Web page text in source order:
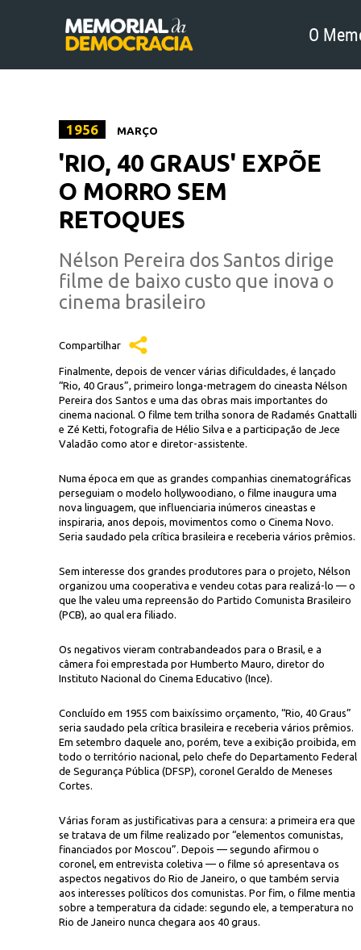
O
1956 MARÇO
'RIO, 40 GRAUS' EXPÕE
O MORRO SEM
RETOQUES
Nélson Pereira dos Santos dirige
filme de baixo custo que inova o
cinema brasileiro
Compartilhar
Finalmente, depois de vencer várias dificuldades, é lançado
“Rio, 40 Graus”, primeiro longa-metragem do cineasta Nélson
Pereira dos Santos e uma das obras mais importantes do
cinema nacional. O filme tem trilha sonora de Radamés Gnattalli
e Zé Ketti, fotografia de Hélio Silva e a participação de Jece
Valadão como ator e diretor-assistente.
Numa época em que as grandes companhias cinematográficas
perseguiam o modelo hollywoodiano, o filme inaugura uma
nova linguagem, que influenciaria inúmeros cineastas e
inspiraria, anos depois, movimentos como o Cinema Novo.
Seria saudado pela crítica brasileira e receberia vários prêmios.
Sem interesse dos grandes produtores para o projeto, Nélson
organizou uma cooperativa e vendeu cotas para realizá-lo — o
que lhe valeu uma repreensão do Partido Comunista Brasileiro
(PCB), ao qual era filiado.
Os negativos vieram contrabandeados para o Brasil, e a
câmera foi emprestada por Humberto Mauro, diretor do
Instituto Nacional do Cinema Educativo (Ince).
Concluído em 1955 com baixíssimo orçamento, “Rio, 40 Graus”
seria saudado pela crítica brasileira e receberia vários prêmios.
Em setembro daquele ano, porém, teve a exibição proibida, em
todo o território nacional, pelo chefe do Departamento Federal
de Segurança Pública (DFSP), coronel Geraldo de Meneses
Cortes.
Várias foram as justificativas para a censura: a primeira era que
se tratava de um filme realizado por “elementos comunistas,
financiados por Moscou”. Depois — segundo afirmou o
coronel, em entrevista coletiva — o filme só apresentava os
aspectos negativos do Rio de Janeiro, o que também servia
aos interesses políticos dos comunistas. Por fim, o filme mentia
sobre a temperatura da cidade: segundo ele, a temperatura no
Rio de Janeiro nunca chegara aos 40 graus.